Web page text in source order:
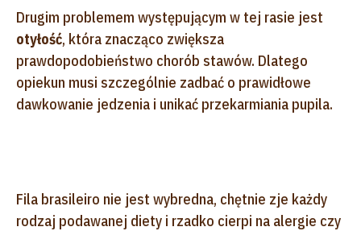
Drugim problemem występującym w tej rasie jest
otyłość, która znacząco zwiększa
prawdopodobieństwo chorób stawów. Dlatego
opiekun musi szczególnie zadbać o prawidłowe
dawkowanie jedzenia i unikać przekarmiania pupila.
Fila brasileiro nie jest wybredna, chętnie zje każdy
rodzaj podawanej diety i rzadko cierpi na alergie czy